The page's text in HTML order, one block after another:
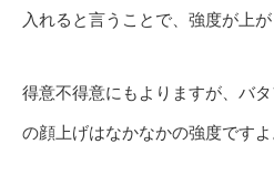
入れると言うことで、強度が上が
得意不得意にもよりますが、バ
の顔上げはなかなかの強度ですよ